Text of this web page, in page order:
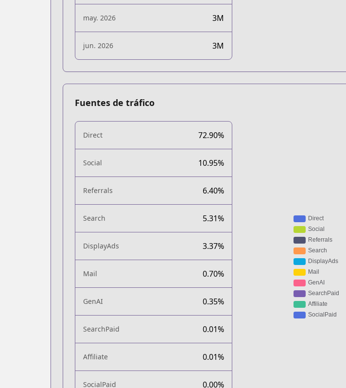
may. 2026 3M
jun. 2026 3M
Fuentes de tráfico
Direct 72.90%
Social 10.95%
Referrals 6.40%
Search 5.31%
DisplayAds 3.37%
Mail 0.70%
GenAI 0.35%
SearchPaid 0.01%
Affiliate 0.01%
SocialPaid 0.00%